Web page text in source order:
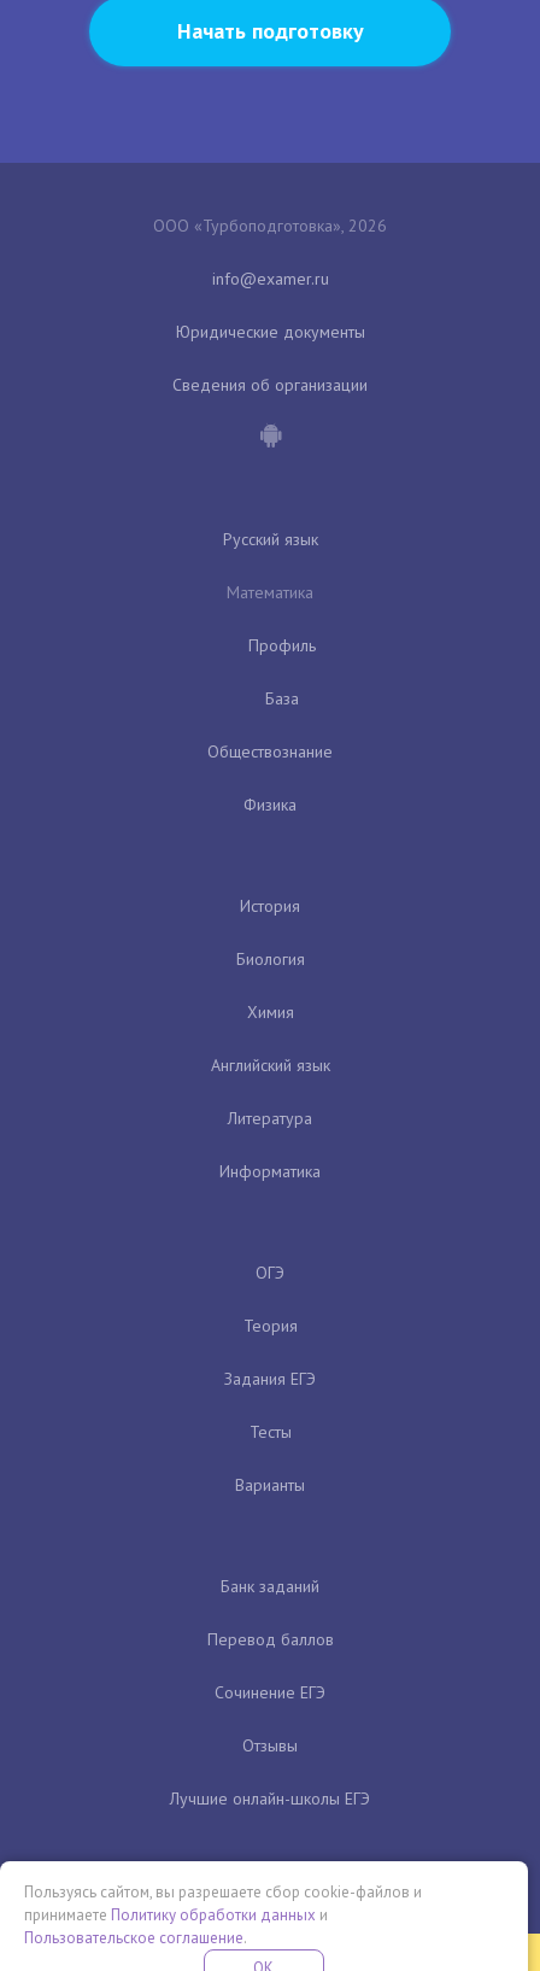
Начать подготовку
ООО «Турбоподготовка», 2026
Юридические документы
Сведения об организации
Русский язык
Математика
Профиль
База
Обществознание
Физика
История
Биология
Химия
Английский язык
Литература
Информатика
ОГЭ
Теория
Задания ЕГЭ
Тесты
Варианты
Банк заданий
Перевод баллов
Сочинение ЕГЭ
Отзывы
Лучшие онлайн-школы ЕГЭ
Бесплатная летняя школа
Пользуясь сайтом, вы разрешаете сбор cookie-файлов и
принимаете Политику обработки данных и
Пользовательское соглашение.